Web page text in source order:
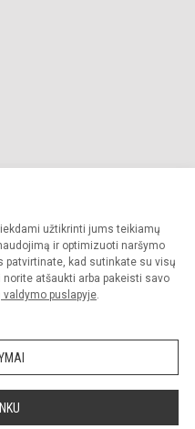
užtikrinti jums teikiamų
ir optimizuoti naršymo
patvirtinate, kad sutinkate su visų
atšaukti arba pakeisti savo
valdymo puslapyje.
Visos teisės saugomos.
sutikimo griežtai draudžiama.
Slapukų valdymas